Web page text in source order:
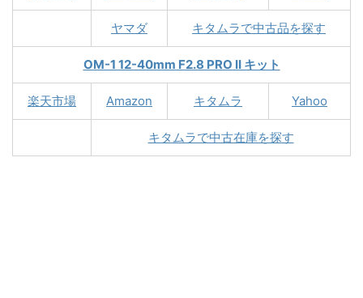
ヤマダ キタムラで中古品を探す
OM-1 12-40mm F2.8 PRO II キット
楽天市場 Amazon キタムラ Yahoo
キタムラで中古在庫を探す